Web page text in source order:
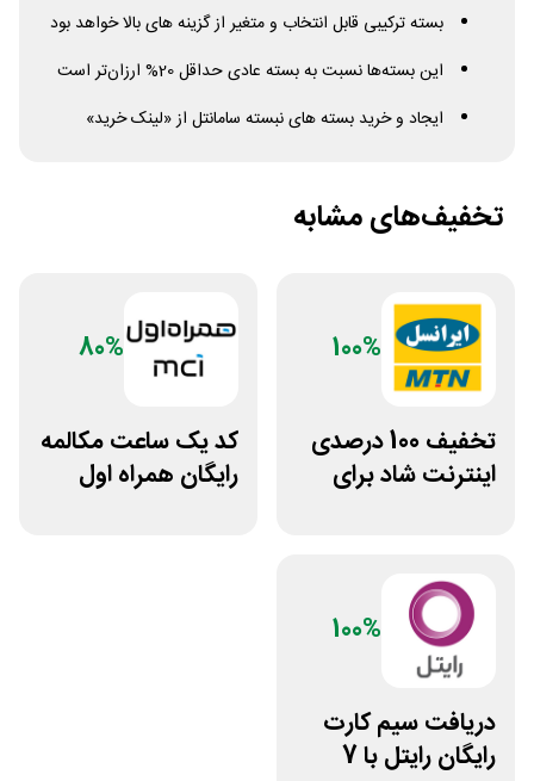
بسته ترکیبی قابل انتخاب و متغیر از گزینه های بالا خواهد بود
این بسته‌ها نسبت به بسته عادی حداقل 20% ارزان‌تر است
ایجاد و خرید بسته های نبسته سامانتل از «لینک خرید»
تخفیف‌های مشابه
100%
تخفیف 100 درصدی
اینترنت شاد برای
80%
کد ⁣یک ساعت مکالمه
رایگان همراه اول
100%
دریافت سیم کارت
رایگان رایتل با 7